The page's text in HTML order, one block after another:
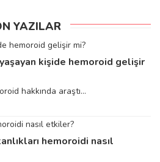
YAZILAR
yaşayan kişide hemoroid gelişir
hakkında araştı...
hemoroidi nasıl